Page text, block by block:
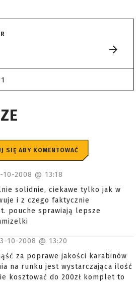
SIĘ ABY KOMENTOWAĆ
10-2008 @ 13:18
solidnie, ciekawe tylko jak w
i z czego faktycznie
pouche sprawiają lepsze
10-2008 @ 13:20
za poprawe jakości karabinów
na runku jest wystarczająca ilość
kosztować do 200zł komplet to